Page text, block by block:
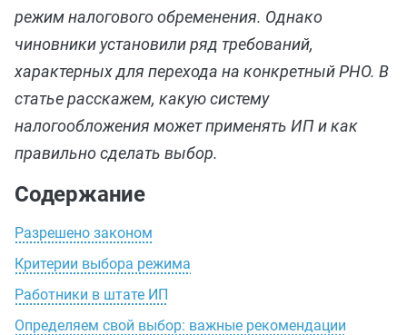
режим налогового обременения. Однако
чиновники установили ряд требований,
характерных для перехода на конкретный РНО. В
статье расскажем, какую систему
налогообложения может применять ИП и как
правильно сделать выбор.
Содержание
Разрешено законом
Критерии выбора режима
Работники в штате ИП
Определяем свой выбор: важные рекомендации